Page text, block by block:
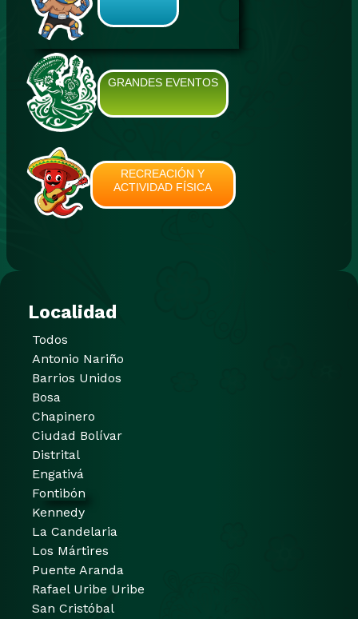
Localidad
Todos
Antonio Nariño
Barrios Unidos
Bosa
Chapinero
Ciudad Bolívar
Distrital
Engativá
Fontibón
Kennedy
La Candelaria
Los Mártires
Puente Aranda
Rafael Uribe Uribe
San Cristóbal
GRANDES EVENTOS
RECREACIÓN Y
ACTIVIDAD FÍSICA